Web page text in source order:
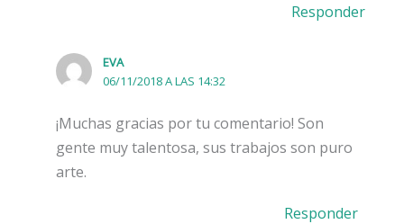
Responder
EVA
06/11/2018 A LAS 14:32
¡Muchas gracias por tu comentario! Son
gente muy talentosa, sus trabajos son puro
arte.
Responder